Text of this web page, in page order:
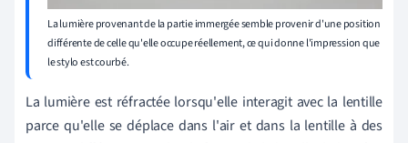
La lumière provenant de la partie immergée semble provenir d'une position
différente de celle qu'elle occupe réellement, ce qui donne l'impression que
le stylo est courbé.
La lumière est réfractée lorsqu'elle interagit avec la lentille
parce qu'ellese déplace dans l'air et dans la lentille à des